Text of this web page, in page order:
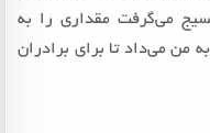
می‌گرفت مقداری را به
به من می‌داد تا برای برادران